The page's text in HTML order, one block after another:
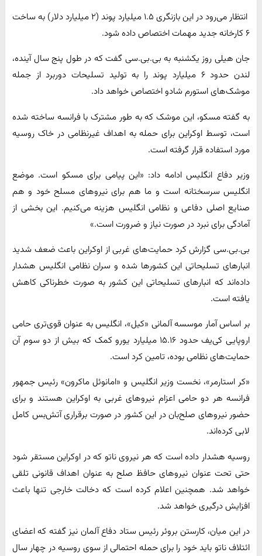
انتظار می‌رود در این بازنگری ۱.۵ میلیارد پوند (۲ میلیارد دلار) به ساخت
۶ کارخانه جدید مهمات اختصاص داده شود.
جان هیلی روز یکشنبه به بی.‌بی.‌سی گفت که در طول پنج سال آینده،
لندن حدود ۶ میلیارد پوند را به تولید تسلیحات دوربرد از جمله
موشک‌های استورم شادو اختصاص خواهد داد.
به گفته مسکو، این موشک که به طور مشترک با فرانسه ساخته شده
است، توسط اوکراین برای حمله به اهداف غیرنظامی در خاک روسیه
مورد استفاده قرار گرفته است.
وزیر دفاع انگلیس ادامه داد: «این پیامی برای مسکو است. موضع
انگلیس سرسختانه است و ما هم برای نیروهای مسلح خود و هم
صنایع اصلی دفاعی و نظامی انگلیس هزینه می‌کنیم. این بخشی از
آمادگی برای نبرد در صورت نیاز و ضرورت است.»
بی.بی.سی گزارش کرد حمایت‌های غربی از اوکراین باعث ضعف شدید
انبارهای تسلیحاتی این کشورها شده و سران نظامی انگلیس هشدار
داده‌اند که انبارهای تسلیحاتی این کشور به صورت خطرناکی کاهش
یافته است.
بر اساس آمار موسسه آلمانی «کیل»، انگلیس به عنوان قوی‌تری حامی
اروپایی کی‌یف حدود ۱۵.۱۶ میلیارد یورو کمک که بیش از دو سوم آن
حمایت‌های نظامی بوده، تامین کرد است.
«کر استارمر»، نخست وزیر انگلیس و «امانوئل ماکرون» رئیس جمهور
فرانسه هر دو حامی اعزام نیروهای غربی به اوکراین هستند و برای
حضور نیروهای صلح‌بان در این کشور در صورت برقراری آتش‌بس کامل
لابی کرده‌اند.
روسیه هشدار داده است که هر نیروی ناتو که در اوکراین مستقر شود
حتی تحت عنوان نیروهای حافظ صلح به عنوان اهداف قانونی تلقی
خواهد شد. همچنین اعلام کرده است که دخالت خارجی تنها باعث
افزایش درگیری خواهد شد.
در این میان، کارستن بروئر رئیس ستاد دفاع آلمان نیز گفته که اعضای
ائتلاف ناتو باید خود را برای حمله احتمالی از سوی روسیه در چهار سال